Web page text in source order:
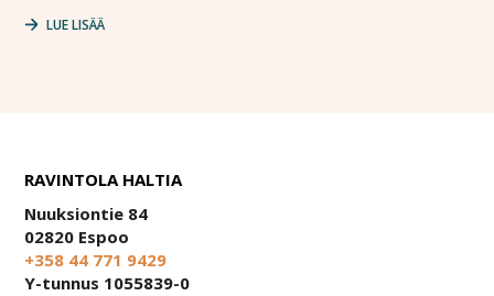
LUE LISÄÄ
RAVINTOLA HALTIA
Nuuksiontie 84
02820 Espoo
+358 44 771 9429
Y-tunnus 1055839-0